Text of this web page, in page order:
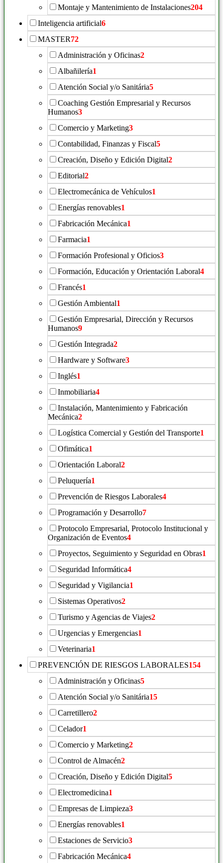
Montaje y Mantenimiento de Instalaciones204
Inteligencia artificial6
MASTER72
Administración y Oficinas2
Albañilería1
Atención Social y/o Sanitária5
Coaching Gestión Empresarial y Recursos
Humanos3
Comercio y Marketing3
Contabilidad, Finanzas y Fiscal5
Creación, Diseño y Edición Digital2
Editorial2
Electromecánica de Vehículos1
Energías renovables1
Fabricación Mecánica1
Farmacia1
Formación Profesional y Oficios3
Formación, Educación y Orientación Laboral4
Francés1
Gestión Ambiental1
Gestión Empresarial, Dirección y Recursos
Humanos9
Gestión Integrada2
Hardware y Software3
Inglés1
Inmobiliaria4
Instalación, Mantenimiento y Fabricación
Mecánica2
Logística Comercial y Gestión del Transporte1
Ofimática1
Orientación Laboral2
Peluquería1
Prevención de Riesgos Laborales4
Programación y Desarrollo7
Protocolo Empresarial, Protocolo Institucional y
Organización de Eventos4
Proyectos, Seguimiento y Seguridad en Obras1
Seguridad Informática4
Seguridad y Vigilancia1
Sistemas Operativos2
Turismo y Agencias de Viajes2
Urgencias y Emergencias1
Veterinaria1
PREVENCIÓN DE RIESGOS LABORALES154
Administración y Oficinas5
Atención Social y/o Sanitária15
Carretillero2
Celador1
Comercio y Marketing2
Control de Almacén2
Creación, Diseño y Edición Digital5
Electromedicina1
Empresas de Limpieza3
Energías renovables1
Estaciones de Servicio3
Fabricación Mecánica4